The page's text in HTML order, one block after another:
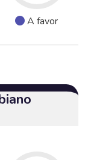
A favor